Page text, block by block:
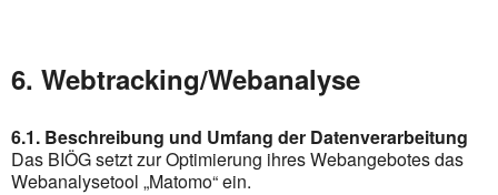
6. Webtracking/Webanalyse
6.1. Beschreibung und Umfang der Datenverarbeitung
Das BIÖG setzt zur Optimierung ihres Webangebotes das
Webanalysetool „Matomo“ ein.